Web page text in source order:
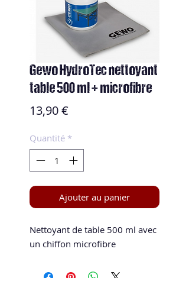
Gewo HydroTec nettoyant
table 500 ml + microfibre
13,90 €
Quantité *
Ajouter au panier
Nettoyant de table 500 ml avec
un chiffon microfibre